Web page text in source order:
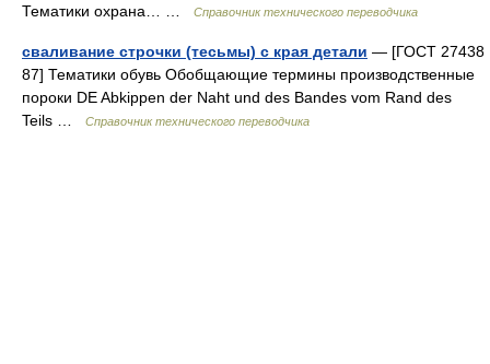
Тематики охрана… …
Справочник технического переводчика
сваливание строчки (тесьмы) с края детали — [ГОСТ 27438
87] Тематики обувь Обобщающие термины производственные
пороки DE Abkippen der Naht und des Bandes vom Rand des
Teils …
Справочник технического переводчика